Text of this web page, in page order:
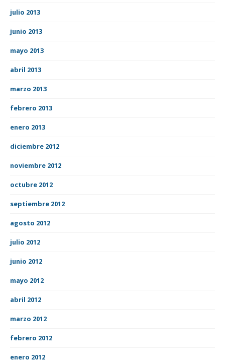
julio 2013
junio 2013
mayo 2013
abril 2013
marzo 2013
febrero 2013
enero 2013
diciembre 2012
noviembre 2012
octubre 2012
septiembre 2012
agosto 2012
julio 2012
junio 2012
mayo 2012
abril 2012
marzo 2012
febrero 2012
enero 2012